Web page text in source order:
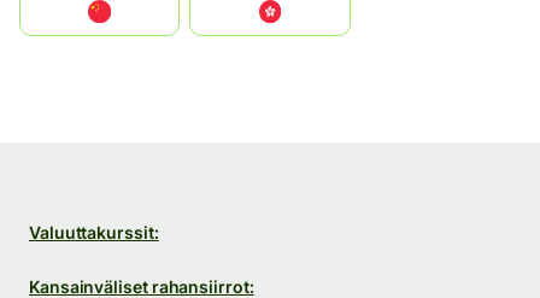
中國香港特別行政區
Valuuttakurssit:
Kansainväliset rahansiirrot: